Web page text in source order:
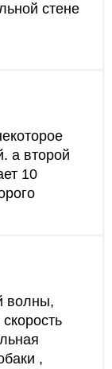
стене
а второй
10
волны,
,